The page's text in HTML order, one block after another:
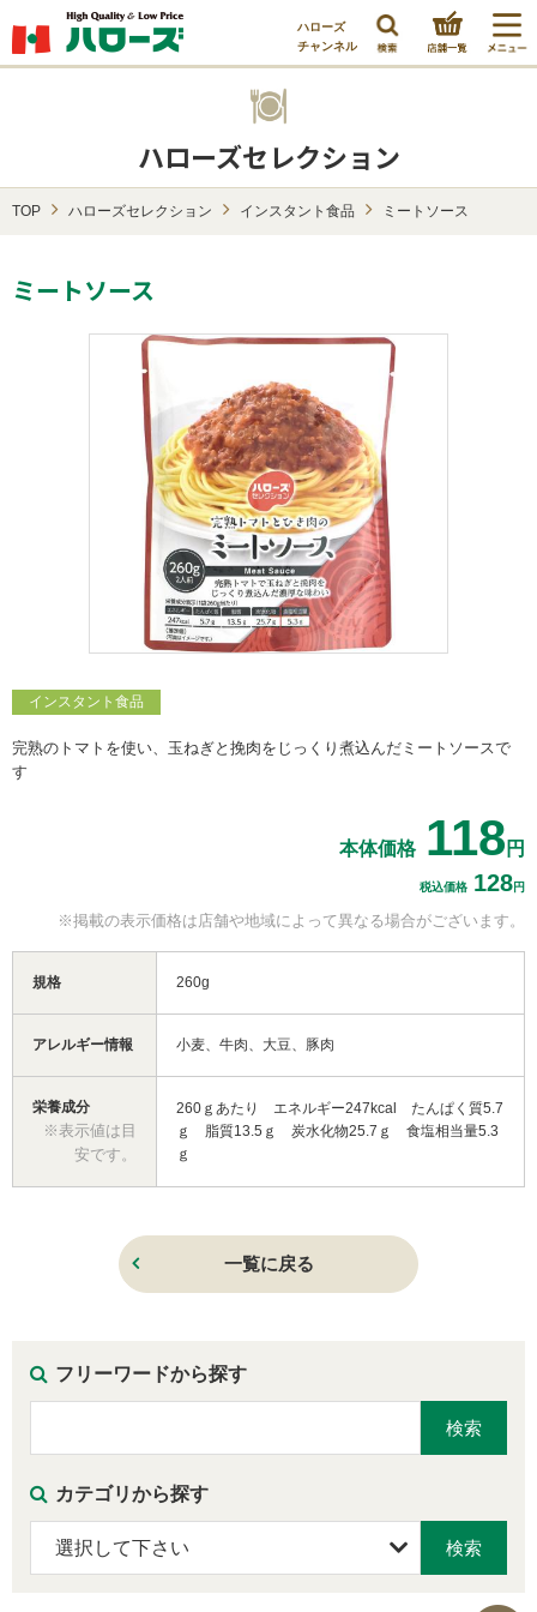
ハローズ
チャンネル
ハローズセレクション
TOP ハローズセレクション インスタント食品 ミートソース
ミートソース
インスタント食品
完熟のトマトを使い、玉ねぎと挽肉をじっくり煮込んだミートソースで
す
本体価格 118 円
税込価格 128円
※掲載の表示価格は店舗や地域によって異なる場合がございます。
規格 260g
アレルギー情報 小麦、牛肉、大豆、豚肉
栄養成分
※表示値は目
安です。
260ｇあたり エネルギー247kcal たんぱく質5.7
ｇ 脂質13.5ｇ 炭水化物25.7ｇ 食塩相当量5.3
ｇ
一覧に戻る
フリーワードから探す
カテゴリから探す